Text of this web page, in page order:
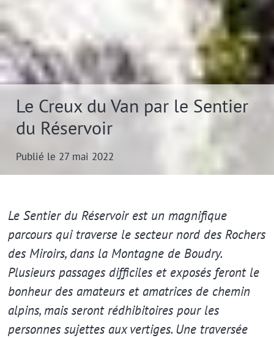
Le Creux du Van par le Sentier
du Réservoir
Publié le 27 mai 2022
Extrait
Le Sentier du Réservoir est un magnifique
parcours qui traverse le secteur nord des Rochers
des Miroirs, dans la Montagne de Boudry.
Plusieurs passages difficiles et exposés feront le
bonheur des amateurs et amatrices de chemin
alpins, mais seront rédhibitoires pour les
personnes sujettes aux vertiges. Une traversée